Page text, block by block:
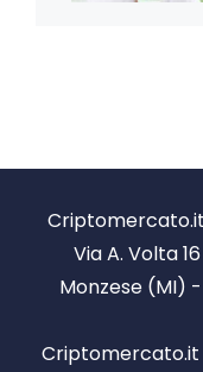
Criptomercato.it
Via A. Volta
Monzese (MI)
Criptomercato.it